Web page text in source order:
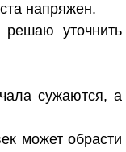
напряжен.
уточнить
сужаются, а
может обрасти